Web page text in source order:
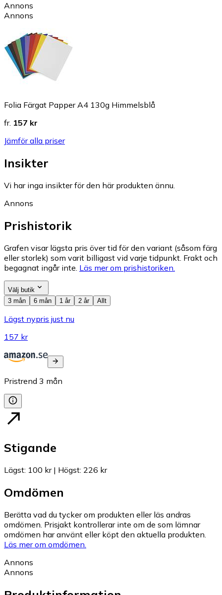
Annons
Annons
Folia Färgat Papper A4 130g Himmelsblå
fr. 157 kr
Jämför alla priser
Insikter
Vi har inga insikter för den här produkten ännu.
Annons
Prishistorik
Grafen visar lägsta pris över tid för den variant (såsom färg
eller storlek) som varit billigast vid varje tidpunkt. Frakt och
begagnat ingår inte. Läs mer om prishistoriken.
Välj butik
3 mån
6 mån 1 år 2 år Allt
Lägst nypris just nu
157 kr
Pristrend 3 mån
Stigande
Lägst: 100 kr| Högst: 226 kr
Omdömen
Berätta vad du tycker om produkten eller läs andras
omdömen. Prisjakt kontrollerar inte om de som lämnar
omdömen har använt eller köpt den aktuella produkten.
Läs mer om omdömen.
Annons
Annons